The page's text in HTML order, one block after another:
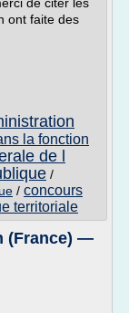
ont faite des
la fonction
de l
/
/ concours
territoriale
(France) —